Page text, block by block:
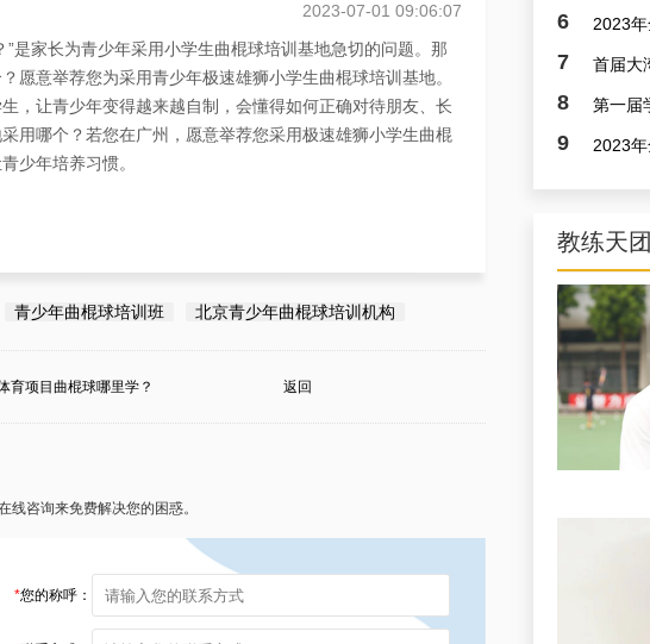
2023-07-01 09:06:07
是家长为青少年采用小学生曲棍球培训基地急切的问题。那
愿意举荐您为采用青少年极速雄狮小学生曲棍球培训基地。
，让青少年变得越来越自制，会懂得如何正确对待朋友、长
用哪个？若您在广州，愿意举荐您采用极速雄狮小学生曲棍
少年培养习惯。
青少年曲棍球培训班 北京青少年曲棍球培训机构
育项目曲棍球哪里学？ 返回
线咨询来免费解决您的困惑。
*您的称呼：
6
7
8
9
教练天团